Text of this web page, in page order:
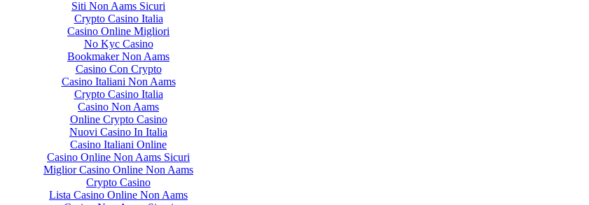
Siti Non Aams Sicuri
Crypto Casino Italia
Casino Online Migliori
No Kyc Casino
Bookmaker Non Aams
Casino Con Crypto
Casino Italiani Non Aams
Crypto Casino Italia
Casino Non Aams
Online Crypto Casino
Nuovi Casino In Italia
Casino Italiani Online
Casino Online Non Aams Sicuri
Miglior Casino Online Non Aams
Crypto Casino
Lista Casino Online Non Aams